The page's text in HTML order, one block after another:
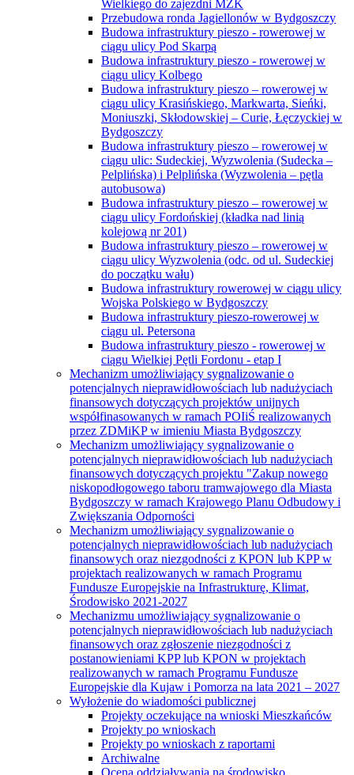
Wielkiego do zajezdni MZK
Przebudowa ronda Jagiellonów w Bydgoszczy
Budowa infrastruktury pieszo - rowerowej w
ciągu ulicy Pod Skarpą
Budowa infrastruktury pieszo - rowerowej w
ciągu ulicy Kolbego
Budowa infrastruktury pieszo – rowerowej w
ciągu ulicy Krasińskiego, Markwarta, Sieńki,
Moniuszki, Skłodowskiej – Curie, Łęczyckiej w
Bydgoszczy
Budowa infrastruktury pieszo – rowerowej w
ciągu ulic: Sudeckiej, Wyzwolenia (Sudecka –
Pelplińska) i Pelplińska (Wyzwolenia – pętla
autobusowa)
Budowa infrastruktury pieszo – rowerowej w
ciągu ulicy Fordońskiej (kładka nad linią
kolejową nr 201)
Budowa infrastruktury pieszo – rowerowej w
ciągu ulicy Wyzwolenia (odc. od ul. Sudeckiej
do początku wału)
Budowa infrastruktury rowerowej w ciągu ulicy
Wojska Polskiego w Bydgoszczy
Budowa infrastruktury pieszo-rowerowej w
ciągu ul. Petersona
Budowa infrastruktury pieszo - rowerowej w
ciągu Wielkiej Pętli Fordonu - etap I
Mechanizm umożliwiający sygnalizowanie o
potencjalnych nieprawidłowościach lub nadużyciach
finansowych dotyczących projektów unijnych
współfinasowanych w ramach POIiŚ realizowanych
przez ZDMiKP w imieniu Miasta Bydgoszczy
Mechanizm umożliwiający sygnalizowanie o
potencjalnych nieprawidłowościach lub nadużyciach
finansowych dotyczących projektu "Zakup nowego
niskopodłogowego taboru tramwajowego dla Miasta
Bydgoszczy w ramach Krajowego Planu Odbudowy i
Zwiększania Odporności
Mechanizm umożliwiający sygnalizowanie o
potencjalnych nieprawidłowościach lub nadużyciach
finansowych oraz niezgodności z KPON lub KPP w
projektach realizowanych w ramach Programu
Fundusze Europejskie na Infrastrukturę, Klimat,
Środowisko 2021-2027
Mechanizmu umożliwiający sygnalizowanie o
potencjalnych nieprawidłowościach lub nadużyciach
finansowych oraz zgłoszenie niezgodności z
postanowieniami KPP lub KPON w projektach
realizowanych w ramach Programu Fundusze
Europejskie dla Kujaw i Pomorza na lata 2021 – 2027
Wyłożenie do wiadomości publicznej
Projekty oczekujące na wnioski Mieszkańców
Projekty po wnioskach
Projekty po wnioskach z raportami
Archiwalne
Ocena oddziaływania na środowisko